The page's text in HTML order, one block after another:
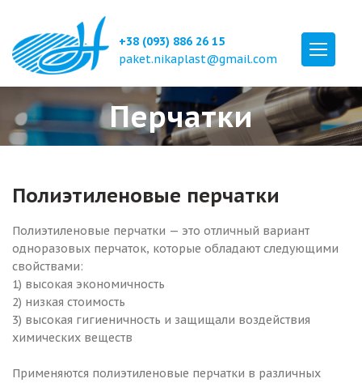
+38 (093) 886 26 15
paket.nikaplast@gmail.com
Перчатки
Полиэтиленовые перчатки
Полиэтиленовые перчатки — это отличный вариант
одноразовых перчаток, которые обладают следующими
свойствами:
1) высокая экономичность
2) низкая стоимость
3) высокая гигиеничность и защищали воздействия
химических веществ
Применяются полиэтиленовые перчатки в различных